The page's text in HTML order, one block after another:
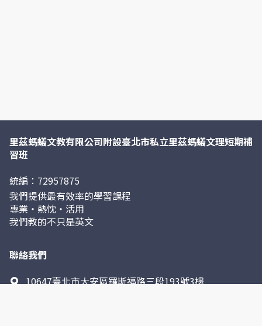
里茲螞蟻文教有限公司附設臺北市私立里茲螞蟻文理短期補
習班
統編：72957875
我們提供最有效率的學習課程
專業・熱忱・活用
我們教的不只是英文
聯絡我們
10647臺北市大安區羅斯福路三段193號3樓